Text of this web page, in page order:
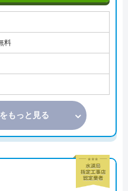
料
もっと見る